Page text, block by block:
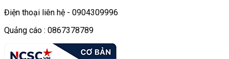
Điện thoại liên hệ - 0904309996
Quảng cáo : 0867378789